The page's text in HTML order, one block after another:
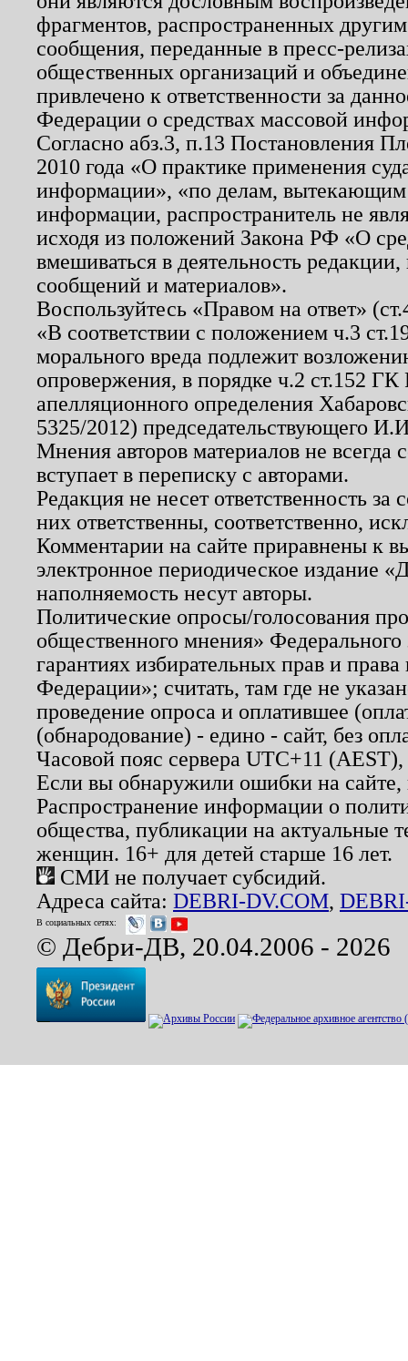
фрагментов, распространенных
сообщения, переданные в пресс-
общественных организаций и
привлечено к ответственности за
Федерации о средствах массовой
Согласно абз.3, п.13 Постановления
2010 года «О практике применения
информации», «по делам, вытекающим
информации, распространитель не
исходя из положений Закона РФ «О
вмешиваться в деятельность
сообщений и материалов».
Воспользуйтесь «Правом на ответ»
«В соответствии с положением ч.3
морального вреда подлежит
опровержения, в порядке ч.2 ст.152
апелляционного определения
5325/2012) председательствующего
Мнения авторов материалов не
вступает в переписку с авторами.
Редакция не несет ответственность
них ответственны, соответственно,
Комментарии на сайте приравнены к
электронное периодическое издание
наполняемость несут авторы.
Политические опросы/голосования
общественного мнения»
гарантиях избирательных прав и
Федерации»; считать, там где не
проведение опроса и оплатившее
(обнародование) - едино - сайт, без
Часовой пояс сервера UTC+11
Если вы обнаружили ошибки на
Распространение информации о
общества, публикации на актуальные
женщин. 16+ для детей старше 16 лет.
СМИ не получает субсидий.
Адреса сайта: DEBRI-DV.COM,
В социальных сетях:
© Дебри-ДВ, 20.04.2006 - 2026